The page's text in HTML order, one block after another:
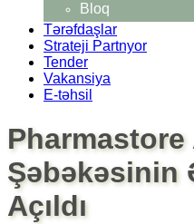
Bloq
Tərəfdaşlar
Strateji Partnyor
Tender
Vakansiya
E-təhsil
Şəbəkəsinin
Açıldı